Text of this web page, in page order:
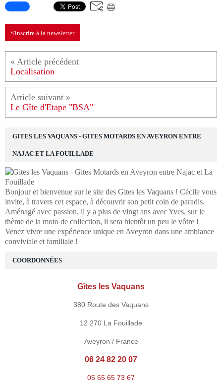
S'inscrire à la newsletter
Localisation
Le Gîte d'Etape "BSA"
GITES LES VAQUANS - GITES MOTARDS EN AVEYRON ENTRE
NAJAC ET LA FOUILLADE
Bonjour et bienvenue sur le site des Gites les Vaquans ! Cécile vous
invite, à travers cet espace, à découvrir son petit coin de paradis.
Aménagé avec passion, il y a plus de vingt ans avec Yves, sur le
thème de la moto de collection, il sera bientôt un peu le vôtre !
Venez vivre une expérience unique en Aveyron dans une ambiance
conviviale et familiale !
COORDONNÉES
Gîtes les Vaquans
380 Route des Vaquans
12 270 La Fouillade
Aveyron / France
06 24 82 20 07
05 65 65 73 67